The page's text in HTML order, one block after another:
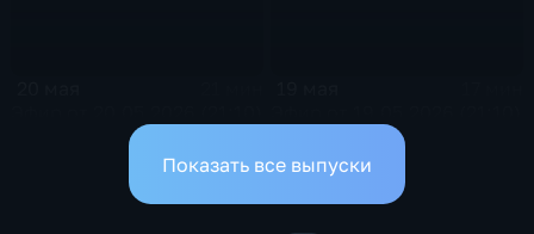
Показать все выпуски